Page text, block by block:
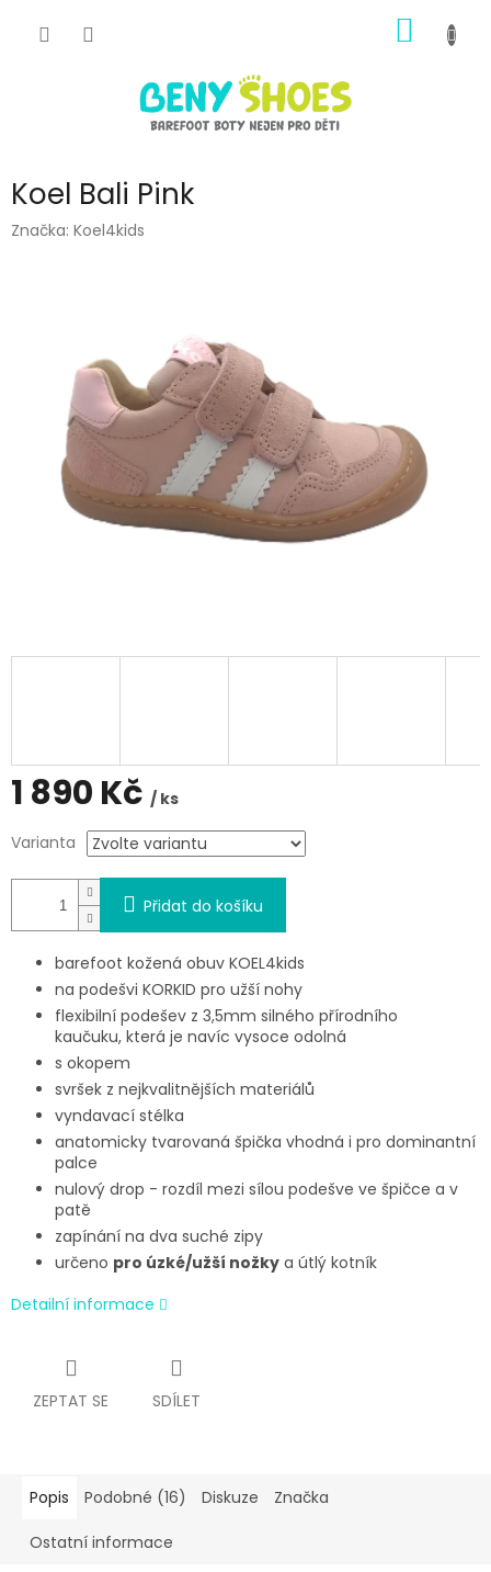
KOŠÍK
Koel Bali Pink
Značka: Koel4kids
1 890 Kč / ks
cena:
Varianta
Přidat do košíku
barefoot kožená obuv KOEL4kids
na podešvi KORKID pro užší nohy
flexibilní podešev z 3,5mm silného přírodního
kaučuku, která je navíc vysoce odolná
s okopem
svršek z nejkvalitnějších materiálů
vyndavací stélka
anatomicky tvarovaná špička vhodná i pro dominantní
palce
nulový drop - rozdíl mezi sílou podešve ve špičce a v
patě
zapínání na dva suché zipy
určeno pro úzké/užší nožky a útlý kotník
Detailní informace
ZEPTAT SE SDÍLET
Popis Podobné (16) Diskuze Značka
Ostatní informace